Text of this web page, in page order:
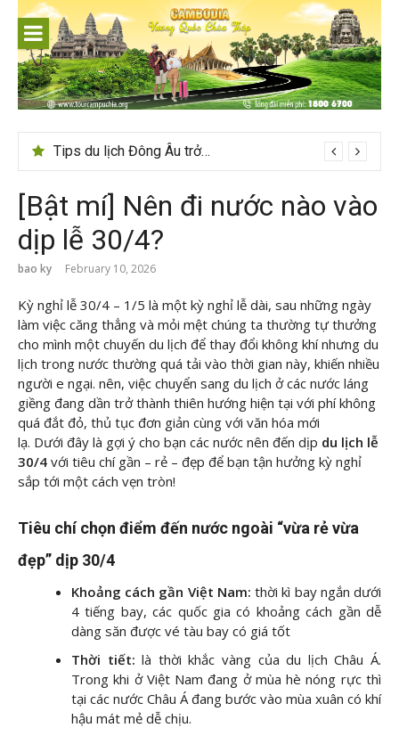
content
24h ở Thụy Sĩ nên đi đâu, chơi gì?
[Bật mí] Nên đi nước nào vào
dịp lễ 30/4?
bao ky February 10, 2026
Kỳ nghỉ lễ 30/4 – 1/5 là một kỳ nghỉ lễ dài, sau những ngày
làm việc căng thẳng và mỏi mệt chúng ta thường tự thưởng
cho mình một chuyến du lịch để thay đổi không khí nhưng du
lịch trong nước thường quá tải vào thời gian này, khiến nhiều
người e ngại. nên, việc chuyển sang du lịch ở các nước láng
giềng đang dần trở thành thiên hướng hiện tại với phí không
quá đắt đỏ, thủ tục đơn giản cùng với văn hóa mới
lạ. Dưới đây là gợi ý cho bạn các nước nên đến dịp du lịch lễ
30/4 với tiêu chí gần – rẻ – đẹp để bạn tận hưởng kỳ nghỉ
sắp tới một cách vẹn tròn!
Tiêu chí chọn điểm đến nước ngoài “vừa rẻ vừa
đẹp” dịp 30/4
Khoảng cách gần Việt Nam: thời kì bay ngắn dưới
4 tiếng bay, các quốc gia có khoảng cách gần dễ
dàng săn được vé tàu bay có giá tốt
Thời tiết: là thời khắc vàng của du lịch Châu Á.
Trong khi ở Việt Nam đang ở mùa hè nóng rực thì
tại các nước Châu Á đang bước vào mùa xuân có khí
hậu mát mẻ dễ chịu.